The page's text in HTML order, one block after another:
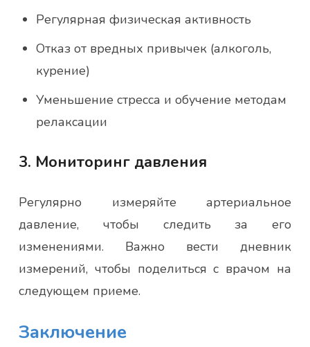
Регулярная физическая активность
Отказ от вредных привычек (алкоголь,
курение)
Уменьшение стресса и обучение методам
релаксации
3. Мониторинг давления
Регулярно измеряйте артериальное
давление, чтобы следить за его
изменениями. Важно вести дневник
измерений, чтобы поделиться с врачом на
следующем приеме.
Заключение